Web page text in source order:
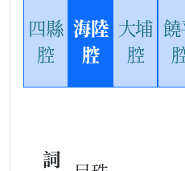
四縣
腔
海陸
腔
大埔
腔
詞